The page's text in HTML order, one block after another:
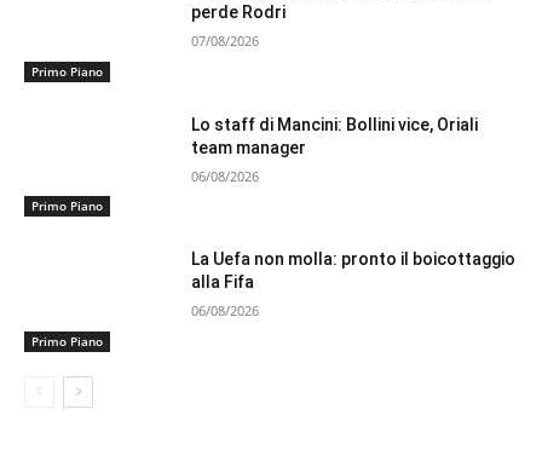
Primo Piano
perde Rodri
07/08/2026
Primo Piano
Lo staff di Mancini: Bollini vice, Oriali
team manager
06/08/2026
Primo Piano
La Uefa non molla: pronto il boicottaggio
alla Fifa
06/08/2026